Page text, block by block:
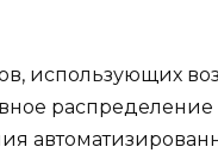
использующих
распределение